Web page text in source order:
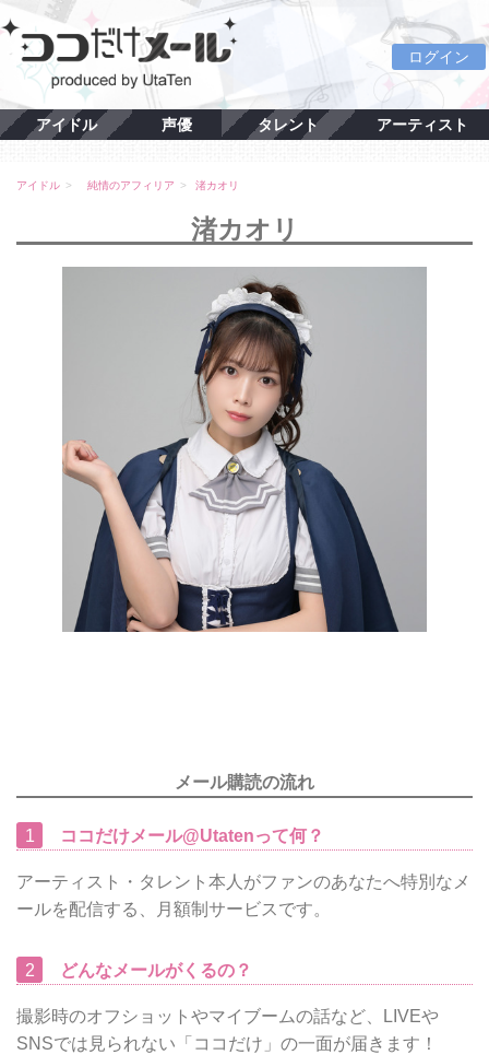
ログイン
アイドル 声優 タレント アーティスト
アイドル 純情のアフィリア 渚カオリ
渚カオリ
メール購読の流れ
1 ココだけメール@Utatenって何？
アーティスト・タレント本人がファンのあなたへ特別なメ
ールを配信する、月額制サービスです。
2 どんなメールがくるの？
撮影時のオフショットやマイブームの話など、LIVEや
SNSでは見られない「ココだけ」の一面が届きます！